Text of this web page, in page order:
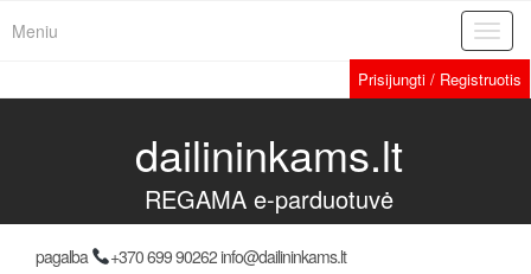
Meniu
Prisijungti / Registruotis
dailininkams.lt
REGAMA e-parduotuvė
pagalba +370 699 90262 info@dailininkams.lt